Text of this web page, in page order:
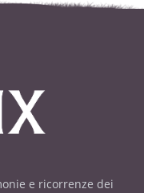
e ricorrenze dei